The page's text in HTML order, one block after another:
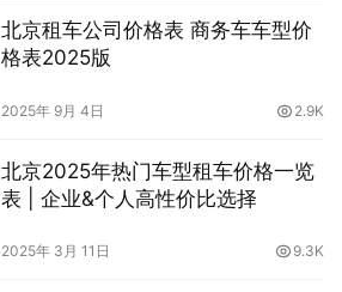
北京租车公司价格表 商务车车型价
格表2025版
2025年 9月 4日 2.9K
北京2025年热门车型租车价格一览
表 | 企业&个人高性价比选择
2025年 3月 11日 9.3K